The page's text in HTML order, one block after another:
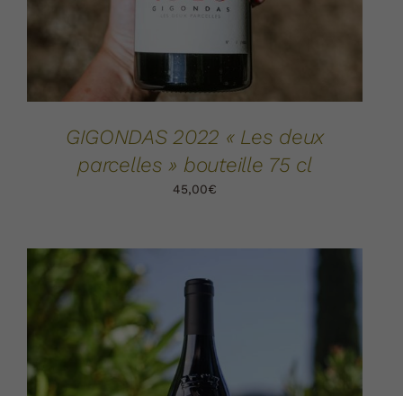
GIGONDAS 2022 « Les deux
parcelles » bouteille 75 cl
45,00€